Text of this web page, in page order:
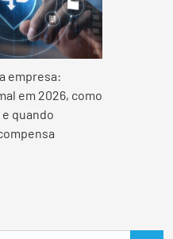
empresa:
em 2026, como
quando